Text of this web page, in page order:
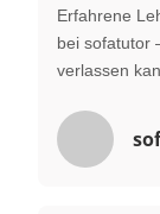
Erfahrene
bei sofatutor
verlassen